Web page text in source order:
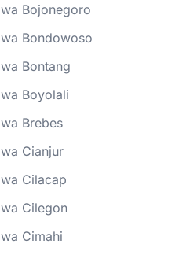
Bojonegoro
Bondowoso
Bontang
Boyolali
Brebes
Cianjur
Cilacap
Cilegon
Cimahi